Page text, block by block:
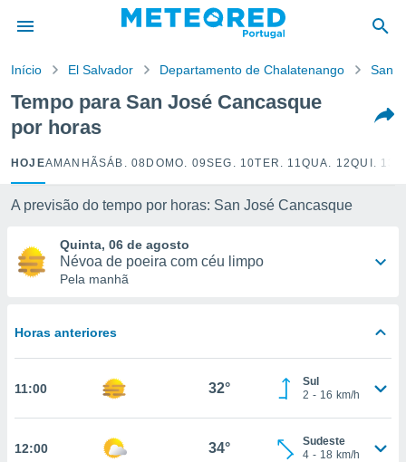
da
foi
para
fornecidas
a este
e
digital
ou
a nossa
Início El Salvador Departamento de Chalatenango San
Tempo para San José Cancasque
por horas
HOJEAMANHÃSÁB. 08 DOMO. 09SEG. 10TER. 11QUA. 12QUI. 13
A previsão do tempo por horas: San José Cancasque
Quinta, 06 de agosto
Névoa de poeira com céu limpo
Pela manhã
Horas anteriores
11:00 32°
Sul
2 - 16 km/h
12:00 34°
Sudeste
4 - 18 km/h